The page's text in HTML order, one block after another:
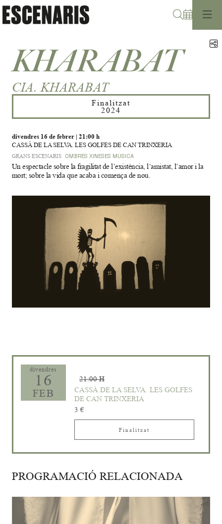
KHARABAT
CIA. KHARABAT
Finalitzat
2024
divendres 16 de febrer| 21:00 h
CASSÀ DE LA SELVA. LES GOLFES DE CAN TRINXERIA
GRANS ESCENARIS OMBRES XINESES MÚSICA
Un espectacle sobre la fragilitat de l’existència, l’amistat, l’amor i la
mort; sobre la vida que acaba i comença de nou.
divendres
16
FEB
21:00 H
CASSÀ DE LA SELVA. LES GOLFES
DE CAN TRINXERIA
3 €
Finalitzat
PROGRAMACIÓ RELACIONADA